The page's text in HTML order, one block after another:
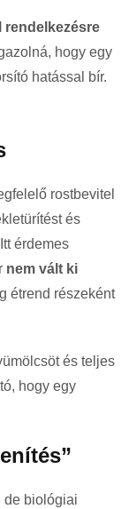
rendelkezésre
hogy egy
hatással bír.
rostbevitel
és
érdemes
nem vált ki
étrend részeként
és teljes
hogy egy
de biológiai